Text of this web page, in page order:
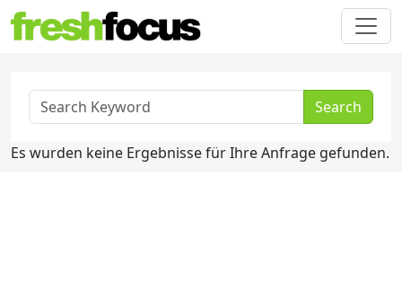
Search
Es wurden keine Ergebnisse für Ihre Anfrage gefunden.